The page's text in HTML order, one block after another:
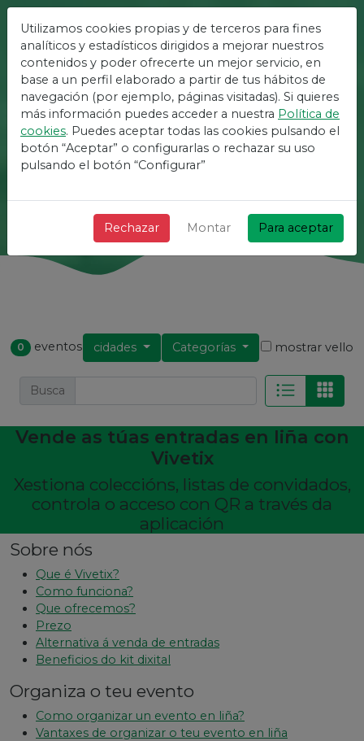
A Plataforma Máis
Sinxela Para Eventos
+ Rápido + Simple e gratuíto!
Busca
0 eventos cidades Categorías mostrar vello
Busca
Vende as túas entradas en liña con
Vivetix
Xestiona coleccións, listas de convidados,
controla o acceso con QR a través da
aplicación
Sobre nós
Que é Vivetix?
Como funciona?
Que ofrecemos?
Prezo
Alternativa á venda de entradas
Beneficios do kit dixital
Organiza o teu evento
Como organizar un evento en liña?
Vantaxes de organizar o teu evento en liña
Utilizamos cookies propias y de terceros para fines
analíticos y estadísticos dirigidos a mejorar nuestros
contenidos y poder ofrecerte un mejor servicio, en
base a un perfil elaborado a partir de tus hábitos de
navegación (por ejemplo, páginas visitadas). Si quieres
más información puedes acceder a nuestra Política de
cookies. Puedes aceptar todas las cookies pulsando el
botón “Aceptar” o configurarlas o rechazar su uso
pulsando el botón “Configurar”
Rechazar Montar Para aceptar